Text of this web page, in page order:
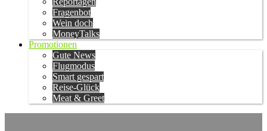
Fragenbot
Wein doch
MoneyTalks
Promotionen
Gute News
Flugmodus
Smart gespart
Reise-Glück
Meat & Greet